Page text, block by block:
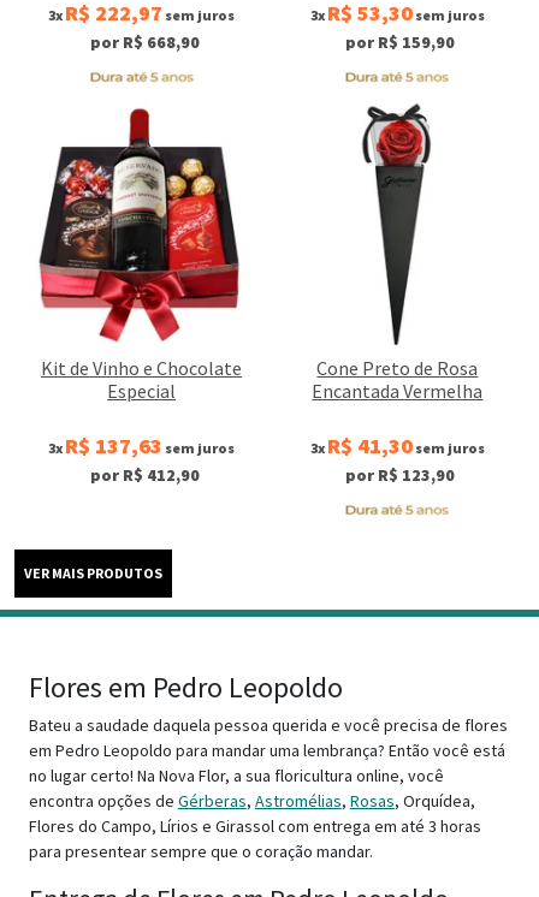
3x R$ 222,97 sem juros
por R$ 668,90
3x R$ 53,30sem juros
por R$ 159,90
Kit de Vinho e Chocolate
Especial
3x R$ 137,63 sem juros
por R$ 412,90
Cone Preto de Rosa
Encantada Vermelha
3x R$ 41,30sem juros
por R$ 123,90
Flores em Pedro Leopoldo
Bateu a saudade daquela pessoa querida e você precisa de flores
em Pedro Leopoldo para mandar uma lembrança? Então você est
no lugar certo! Na Nova Flor, a sua floricultura online, você
encontra opções de Gérberas, Astromélias, Rosas, Orquídea,
Flores do Campo, Lírios e Girassol com entrega em até 3 horas
para presentear sempre que o coração mandar.